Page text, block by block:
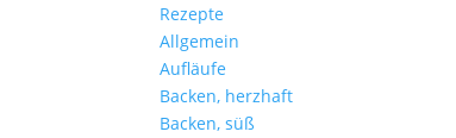
Rezepte
Allgemein
Aufläufe
Backen, herzhaft
Backen, süß